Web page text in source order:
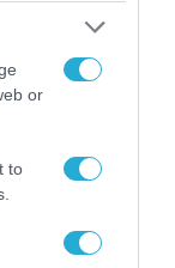
or
to
σύγκρουσης
για